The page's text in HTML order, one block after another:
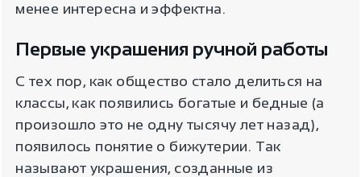
менее интересна и эффектна.
Первые украшения ручной работы
С тех пор, как общество стало делиться на
классы, как появились богатые и бедные (а
произошло это не одну тысячу лет назад),
появилось понятие о бижутерии. Так
называют украшения, созданные из